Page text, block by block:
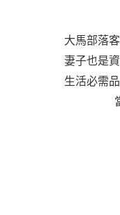
大馬部落
妻子也是
生活必需